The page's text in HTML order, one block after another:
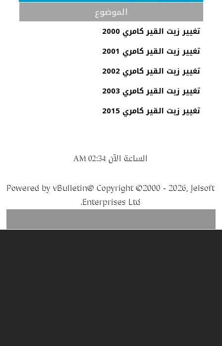
الموضوع
تغيير زيت القير كامري 2000
تغيير زيت القير كامري 2001
تغيير زيت القير كامري 2002
تغيير زيت القير كامري 2003
تغيير زيت القير كامري 2015
الساعة الآن 02:34 AM
Powered by vBulletin® Copyright ©2000 - 2026, Jelsoft
Enterprises Ltd.